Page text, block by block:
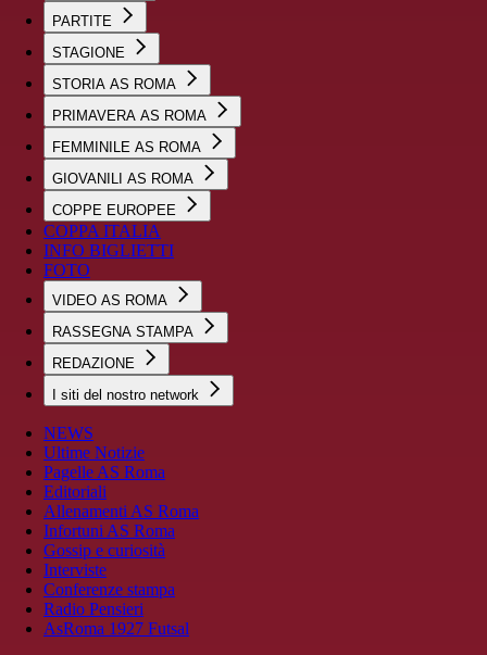
PARTITE
STAGIONE
STORIA AS ROMA
PRIMAVERA AS ROMA
FEMMINILE AS ROMA
GIOVANILI AS ROMA
COPPE EUROPEE
COPPA ITALIA
INFO BIGLIETTI
FOTO
VIDEO AS ROMA
RASSEGNA STAMPA
REDAZIONE
I siti del nostro network
NEWS
Ultime Notizie
Pagelle AS Roma
Editoriali
Allenamenti AS Roma
Infortuni AS Roma
Gossip e curiosità
Interviste
Conferenze stampa
Radio Pensieri
AsRoma 1927 Futsal